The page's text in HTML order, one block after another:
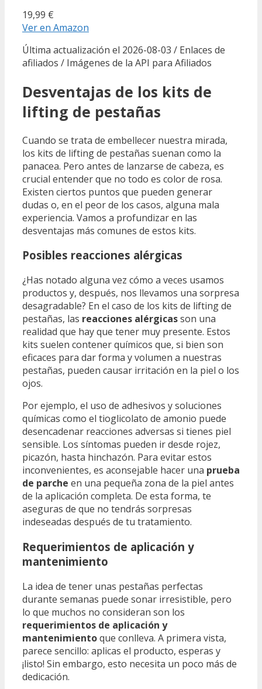
19,99 €
Ver en Amazon
Última actualización el 2026-08-03 / Enlaces de
afiliados / Imágenes de la API para Afiliados
Desventajas de los kits de
lifting de pestañas
Cuando se trata de embellecer nuestra mirada,
los kits de lifting de pestañas suenan como la
panacea. Pero antes de lanzarse de cabeza, es
crucial entender que no todo es color de rosa.
Existen ciertos puntos que pueden generar
dudas o, en el peor de los casos, alguna mala
experiencia. Vamos a profundizar en las
desventajas más comunes de estos kits.
Posibles reacciones alérgicas
¿Has notado alguna vez cómo a veces usamos
productos y, después, nos llevamos una sorpresa
desagradable? En el caso de los kits de lifting de
pestañas, las reacciones alérgicasson una
realidad que hay que tener muy presente. Estos
kits suelen contener químicos que, si bien son
eficaces para dar forma y volumen a nuestras
pestañas, pueden causar irritación en la piel o los
ojos.
Por ejemplo, el uso de adhesivos y soluciones
químicas como el tioglicolato de amonio puede
desencadenar reacciones adversas si tienes piel
sensible. Los síntomas pueden ir desde rojez,
picazón, hasta hinchazón. Para evitar estos
inconvenientes, es aconsejable hacer una prueba
de parche en una pequeña zona de la piel antes
de la aplicación completa. De esta forma, te
aseguras de que no tendrás sorpresas
indeseadas después de tu tratamiento.
Requerimientos de aplicación y
mantenimiento
La idea de tener unas pestañas perfectas
durante semanas puede sonar irresistible, pero
lo que muchos no consideran son los
requerimientos de aplicación y
mantenimientoque conlleva. A primera vista,
parece sencillo: aplicas el producto, esperas y
¡listo! Sin embargo, esto necesita un poco más de
dedicación.